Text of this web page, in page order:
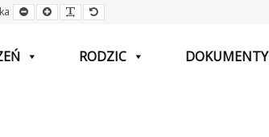
Mniejsza
czcionka
Większa
czcionka
Czytelna
czcionka
Domyślna
czcionka
RODZIC DOKUMENTY